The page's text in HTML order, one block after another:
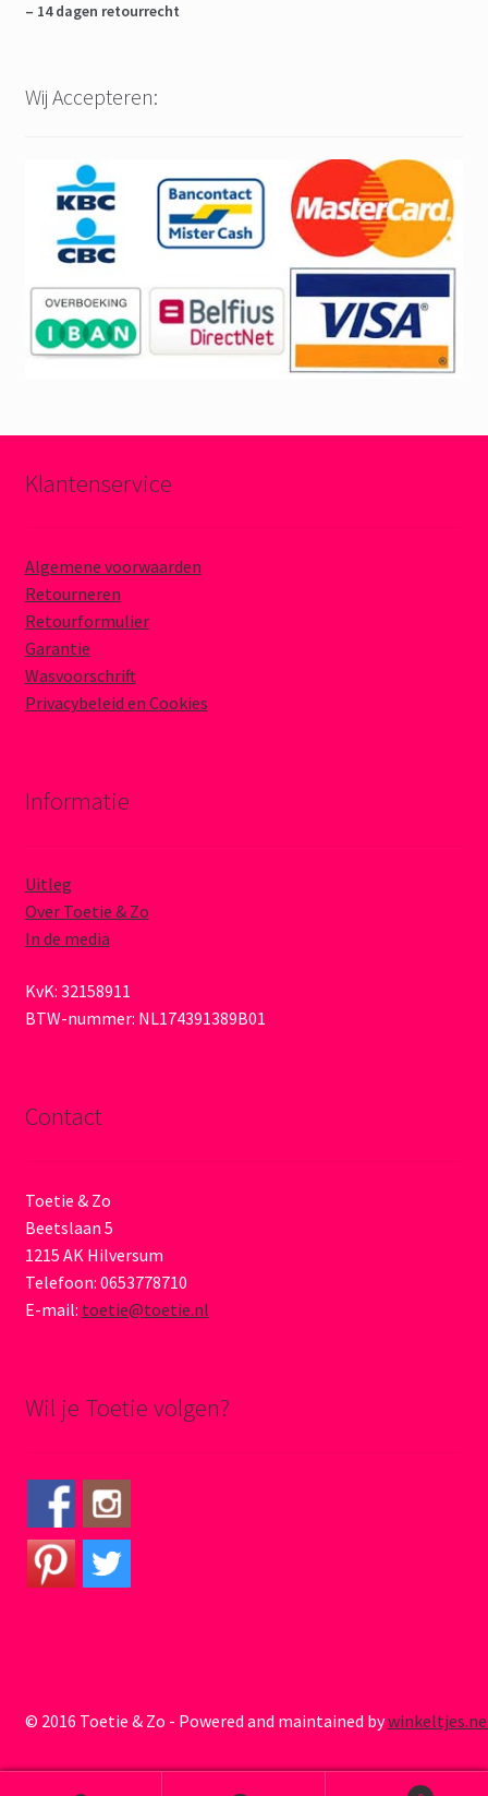
– 14 dagen retourrecht
Wij Accepteren:
Klantenservice
Algemene voorwaarden
Retourneren
Retourformulier
Garantie
Wasvoorschrift
Privacybeleid en Cookies
Informatie
Uitleg
Over Toetie & Zo
In de media
KvK: 32158911
BTW-nummer: NL174391389B01
Contact
Toetie & Zo
Beetslaan 5
1215 AK Hilversum
Telefoon: 0653778710
E-mail: toetie@toetie.nl
Wil je Toetie volgen?
© 2016 Toetie & Zo - Powered and maintained by